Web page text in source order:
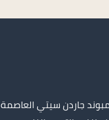
جاردن سيتي العاصمة